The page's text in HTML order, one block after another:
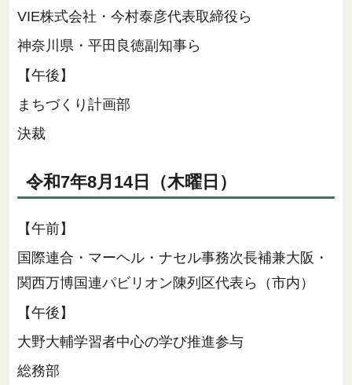
VIE株式会社・今村泰彦代表取締役ら
神奈川県・平田良徳副知事ら
【午後】
まちづくり計画部
決裁
令和7年8月14日（木曜日）
【午前】
国際連合・マーヘル・ナセル事務次長補兼大阪・
関西万博国連パビリオン陳列区代表ら（市内）
【午後】
大野大輔学習者中心の学び推進参与
総務部